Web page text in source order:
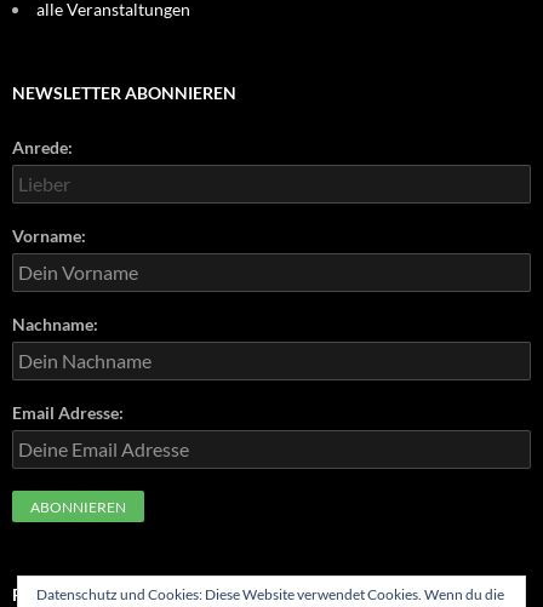
alle Veranstaltungen
NEWSLETTER ABONNIEREN
Anrede:
Vorname:
Nachname:
Email Adresse:
FOLGE UNS
Datenschutz und Cookies: Diese Website verwendet Cookies. Wenn du die